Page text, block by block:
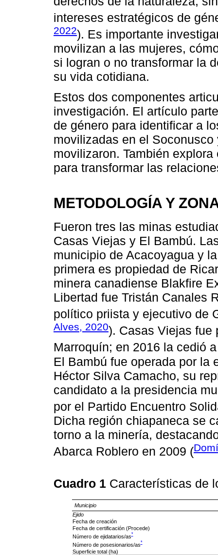
intereses estratégicos de
2022). Es importante
movilizan a las mujeres,
si logran o no transformar la
su vida cotidiana.
Estos dos componentes
investigación. El artículo
de género para identificar a
movilizadas en el
movilizaron. También
para transformar las
METODOLOGÍA Y
Fueron tres las minas
Casas Viejas y El Bambú.
municipio de Acacoyagua y
primera es propiedad de
minera canadiense Blakfire
Libertad fue Tristán Canales
político priista y ejecutivo de
Alves, 2020). Casas Viejas fue
Marroquín; en 2016 la cedió
El Bambú fue operada por la
Héctor Silva Camacho, su
candidato a la presidencia
por el Partido Encuentro
Dicha región chiapaneca se
torno a la minería,
Abarca Roblero en 2009 (
Cuadro 1 Características de
Municipio
Ejido
Fecha de creación
Fecha de certificación (Procede)
Número de ejidatarios/as*
Número de posesionarios/as*
Superficie total (ha)